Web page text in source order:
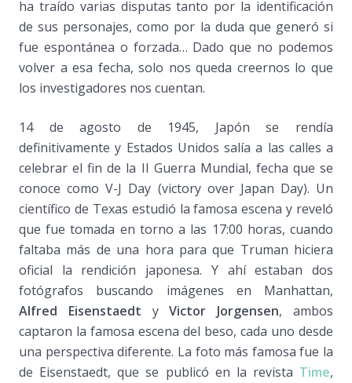
ha traído varias disputas tanto por la identificación
de sus personajes, como por la duda que generó si
fue espontánea o forzada… Dado que no podemos
volver a esa fecha, solo nos queda creernos lo que
los investigadores nos cuentan.
14 de agosto de 1945, Japón se rendía
definitivamente y Estados Unidos salía a las calles a
celebrar el fin de la II Guerra Mundial, fecha que se
conoce como V-J Day (victory over Japan Day). Un
científico de Texas estudió la famosa escena y reveló
que fue tomada en torno a las 17:00 horas, cuando
faltaba más de una hora para que Truman hiciera
oficial la rendición japonesa. Y ahí estaban dos
fotógrafos buscando imágenes en Manhattan,
Alfred Eisenstaedt yVictor Jorgensen, ambos
captaron la famosa escena del beso, cada uno desde
una perspectiva diferente. La foto más famosa fue la
de Eisenstaedt, que se publicó en la revista Time,